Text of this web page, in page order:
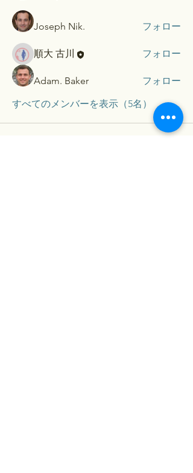
Joseph Nik. フォロー
順大 古川 フォロー
Adam. Baker
フォロー
すべてのメンバーを表示（5名）